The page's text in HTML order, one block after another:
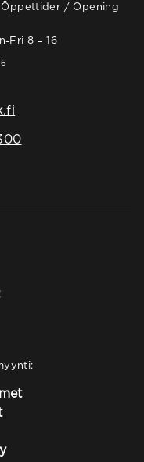
Öppettider / Opening
Fri 8 – 16